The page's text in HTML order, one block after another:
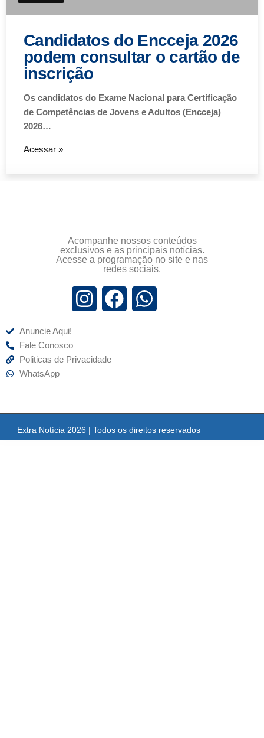
Candidatos do Encceja 2026
podem consultar o cartão de
inscrição
Os candidatos do Exame Nacional para Certificação
de Competências de Jovens e Adultos (Encceja)
2026…
Acessar »
Acompanhe nossos conteúdos
exclusivos e as principais notícias.
Acesse a programação no site e nas
redes sociais.
Anuncie Aqui!
Fale Conosco
Politicas de Privacidade
WhatsApp
Extra Notícia 2026 | Todos os direitos reservados